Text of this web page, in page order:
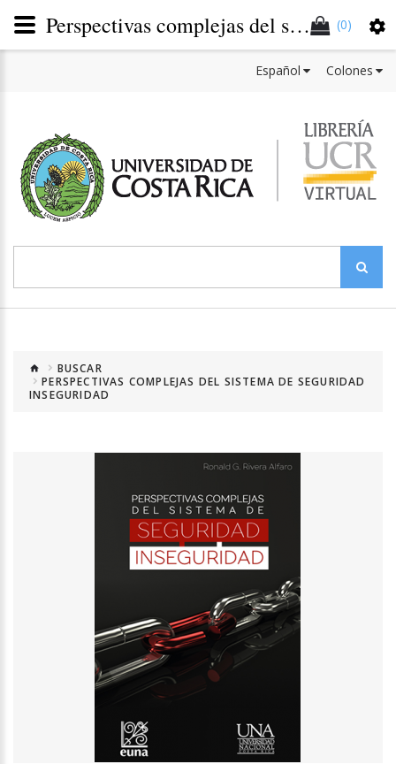
(0)
Colones
Español
BUSCAR
PERSPECTIVAS COMPLEJAS DEL SISTEMA DE SEGURIDAD
INSEGURIDAD
Perspectivas complejas del sistema de seguridad inseguridad